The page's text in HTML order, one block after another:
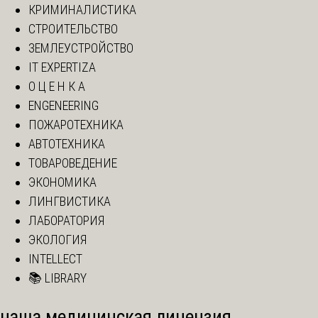
КРИМИНАЛИСТИКА
СТРОИТЕЛЬСТВО
ЗЕМЛЕУСТРОЙСТВО
IT EXPERTIZA
О Ц Е Н К А
ENGENEERING
ПОЖАРОТЕХНИКА
АВТОТЕХНИКА
ТОВАРОВЕДЕНИЕ
ЭКОНОМИКА
ЛИНГВИСТИКА
ЛАБОРАТОРИЯ
ЭКОЛОГИЯ
INTELLECT
📚 LIBRARY